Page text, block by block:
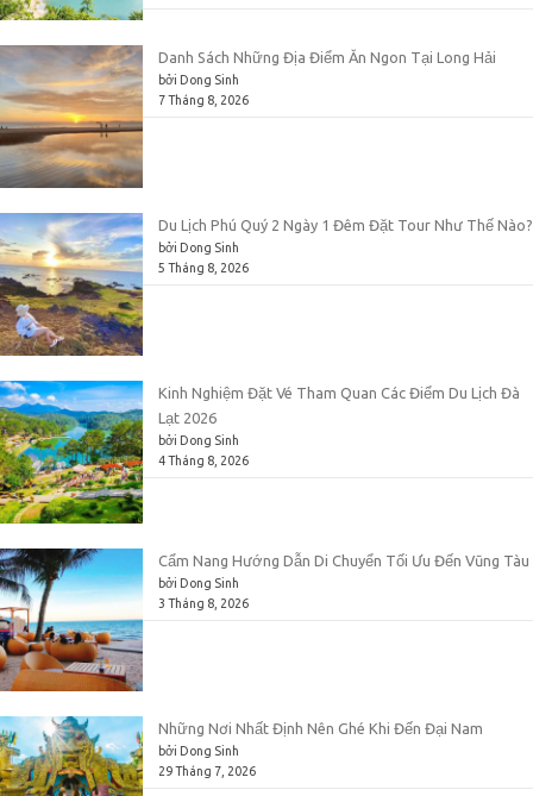
Danh Sách Những Địa Điểm Ăn Ngon Tại Long Hải
bởi Dong Sinh
7 Tháng 8, 2026
Du Lịch Phú Quý 2 Ngày 1 Đêm Đặt Tour Như Thế Nào?
bởi Dong Sinh
5 Tháng 8, 2026
Kinh Nghiệm Đặt Vé Tham Quan Các Điểm Du Lịch Đà
Lạt 2026
bởi Dong Sinh
4 Tháng 8, 2026
Cẩm Nang Hướng Dẫn Di Chuyển Tối Ưu Đến Vũng Tàu
bởi Dong Sinh
3 Tháng 8, 2026
Những Nơi Nhất Định Nên Ghé Khi Đến Đại Nam
bởi Dong Sinh
29 Tháng 7, 2026